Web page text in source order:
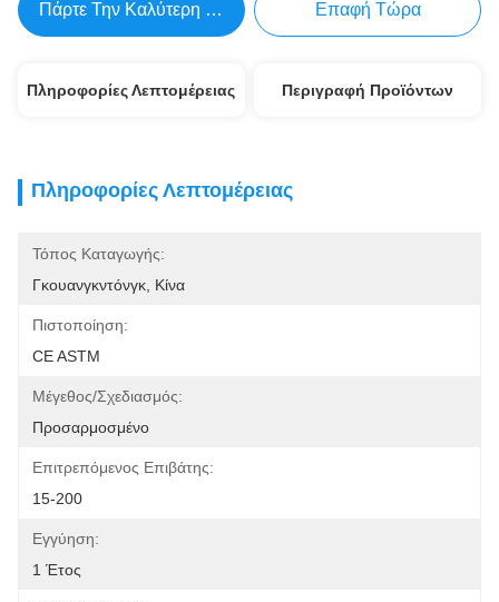
Πάρτε Την Καλύτερη Τιμή Επαφή Τώρα
Πληροφορίες Λεπτομέρειας Περιγραφή Προϊόντων
Πληροφορίες Λεπτομέρειας
Τόπος Καταγωγής:
Γκουανγκντόνγκ, Κίνα
Πιστοποίηση:
CE ASTM
Μέγεθος/Σχεδιασμός:
Προσαρμοσμένο
Επιτρεπόμενος Επιβάτης:
15-200
Εγγύηση:
1 Έτος